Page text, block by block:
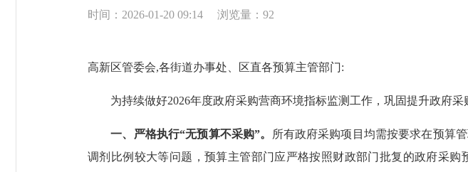
时间：2026-01-20 09:14 浏览量： 92
高新区管委会,各街道办事处、区直各预算主管部门:
为持续做好2026年度政府采购营商环境指标监测工作，巩固提升政府采
一、严格执行“无预算不采购”。
所有政府采购项目均需按要求在预算
调剂比例较大等问题，预算主管部门应严格按照财政部门批复的政府采